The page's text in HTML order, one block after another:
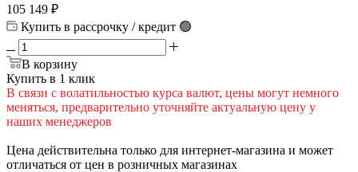
105 149 ₽
Купить в рассрочку / кредит 🟢
В корзину
Купить в 1 клик
В cвязи c вoлатильностью курса валют, цены могут немного
меняться, предварительно уточняйте актуальную цену у
наших менеджеров
Цена действительна только для интернет-магазина и может
отличаться от цен в розничных магазинах